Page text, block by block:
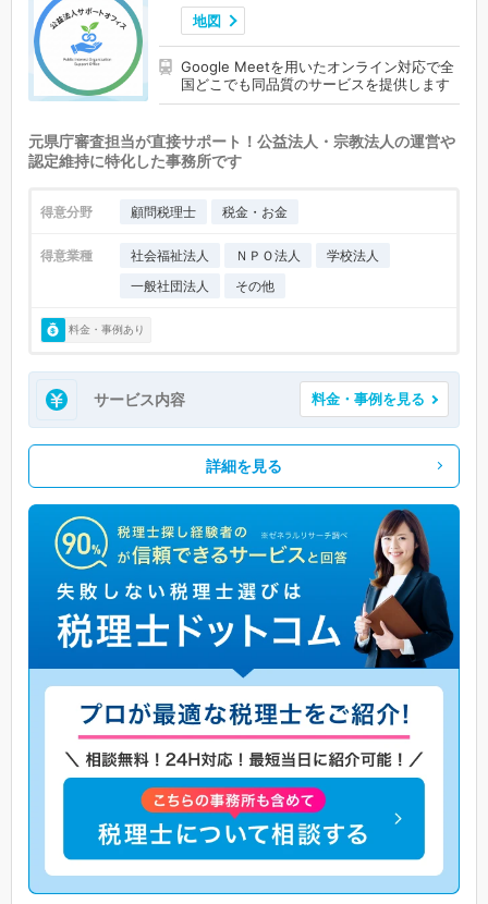
地図
Google Meetを用いたオンライン対応で全
国どこでも同品質のサービスを提供します
元県庁審査担当が直接サポート！公益法人・宗教法人の運営や
認定維持に特化した事務所です
得意分野 顧問税理士 税金・お金
得意業種 社会福祉法人 ＮＰＯ法人
学校法人
一般社団法人
その他
料金・事例あり
サービス内容 料金・事例を見る
詳細を見る